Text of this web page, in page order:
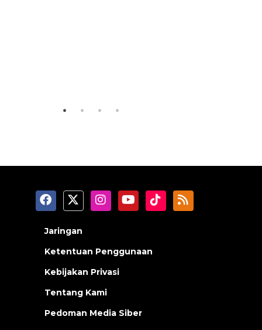
Jaringan
Ketentuan Penggunaan
Kebijakan Privasi
Tentang Kami
Pedoman Media Siber